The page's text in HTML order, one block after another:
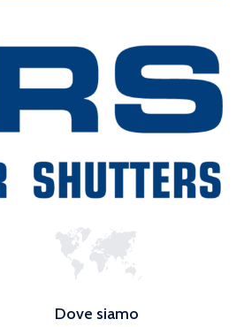
Dove siamo